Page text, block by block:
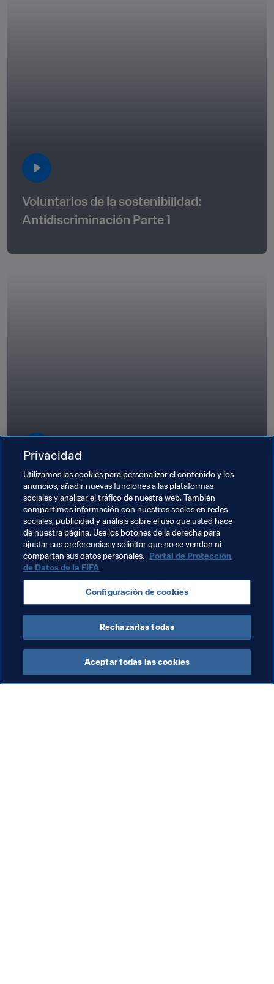
Voluntarios de la sostenibilidad:
Antidiscriminación Parte 1
Voluntarios de sostenibilidad:
Antidiscriminación Parte 2
Temas relacionados
#NoDiscrimination
Privacidad
Utilizamos las cookies para personalizar el contenido y los
anuncios, añadir nuevas funciones a las plataformas
sociales y analizar el tráfico de nuestra web. También
compartimos información con nuestros socios en redes
sociales, publicidad y análisis sobre el uso que usted hace
de nuestra página. Use los botones de la derecha para
ajustar sus preferencias y solicitar que no se vendan ni
compartan sus datos personales. Portal de Protección
de Datos de la FIFA
Configuración de cookies
Rechazarlas todas
Aceptar todas las cookies